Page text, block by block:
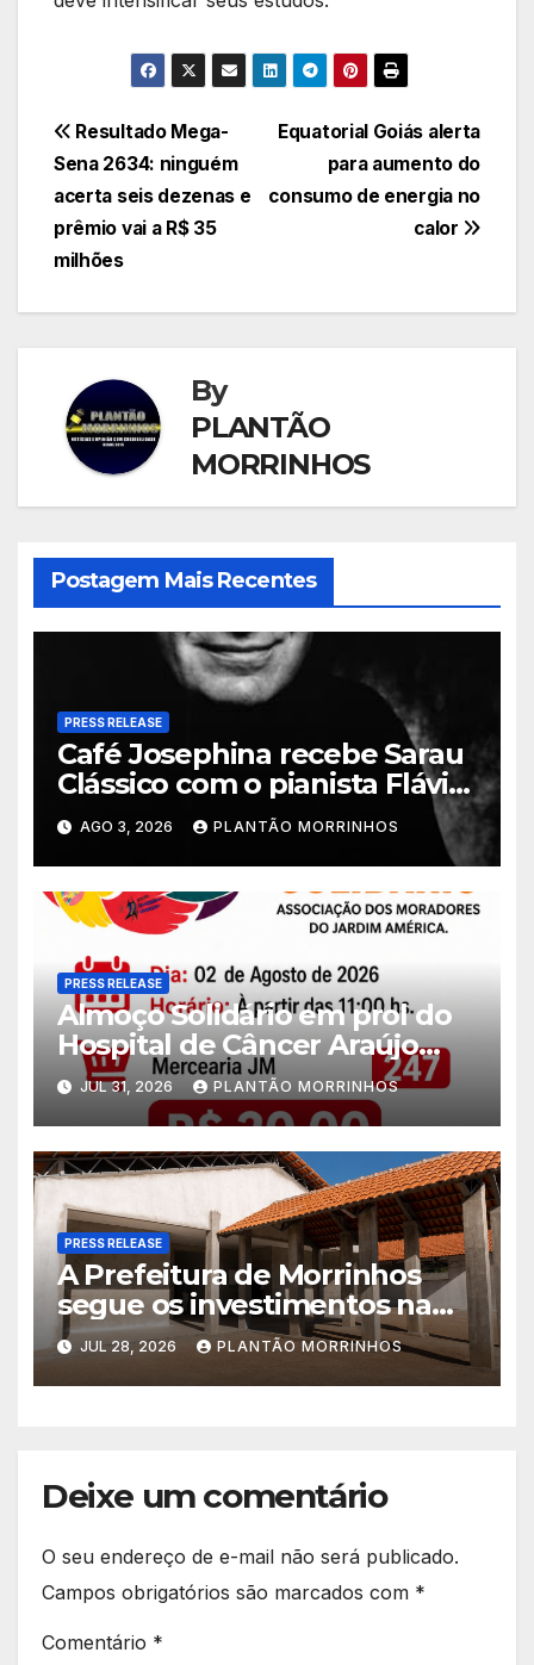
Navegação
de
Post
Equatorial Goiás alerta
para aumento do
consumo de energia no
calor
Resultado Mega-
Sena 2634: ninguém
acerta seis dezenas e
prêmio vai a R$ 35
milhões
By
PLANTÃO
MORRINHOS
Postagem Mais Recentes
PRESS RELEASE
Café Josephina recebe Sarau
Clássico com o pianista Flávio
Varani nesta terça-feira
AGO 3, 2026 PLANTÃO MORRINHOS
PRESS RELEASE
Almoço Solidário em prol do
Hospital de Câncer Araújo
Jorge é realizado no Jardim
América
JUL 31, 2026 PLANTÃO MORRINHOS
PRESS RELEASE
A Prefeitura de Morrinhos
segue os investimentos na
educação. A obra da Escola
Municipal Eudóxio de
Figueiredo avança em ritmo
JUL 28, 2026 PLANTÃO MORRINHOS
Deixe um comentário
O seu endereço de e-mail não será publicado.
Campos obrigatórios são marcados com *
Comentário *